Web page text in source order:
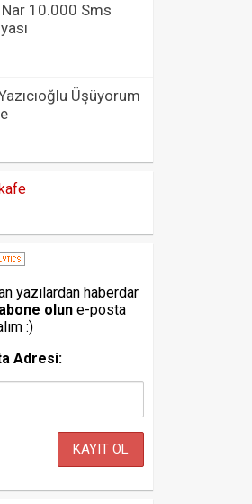
10.000 Sms
Üşüyorum
yazılardan haberdar
abone olun e-posta
:)
Adresi: